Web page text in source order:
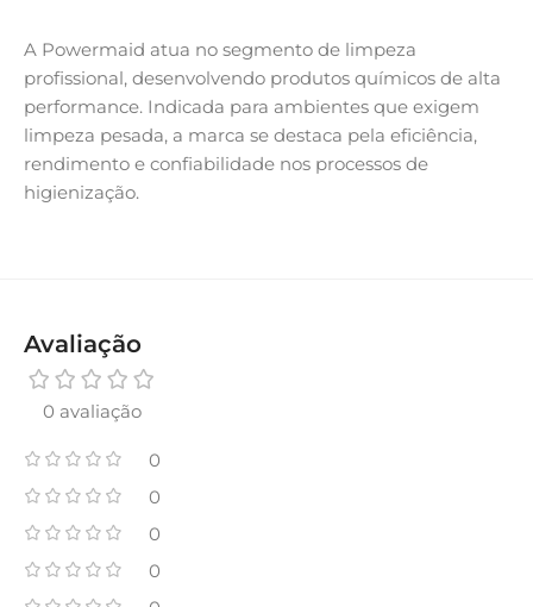
A Powermaid atua no segmento de limpeza
profissional, desenvolvendo produtos químicos de alta
performance. Indicada para ambientes que exigem
limpeza pesada, a marca se destaca pela eficiência,
rendimento e confiabilidade nos processos de
higienização.
Avaliação
0 avaliação
0
0
0
0